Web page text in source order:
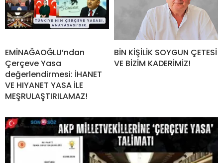
EMİNAĞAOĞLU’ndan
Çerçeve Yasa
değerlendirmesi: İHANET
VE HIYANET YASA İLE
MEŞRULAŞTIRILAMAZ!
BİN KİŞİLİK SOYGUN ÇETESİ
VE BİZİM KADERİMİZ!